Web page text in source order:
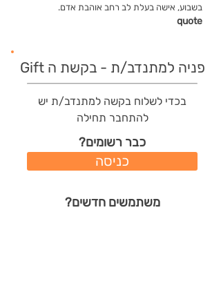
בשבוע, אישה בעלת לב רחב אוהבת אדם.
quote
פניה למתנדב/ת - בקשת ה Gift
בכדי לשלוח בקשה למתנדב/ת יש
להתחבר תחילה
כבר רשומים?
כניסה
משתמשים חדשים?